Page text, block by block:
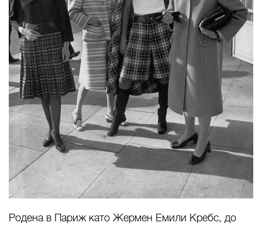
Родена в Париж като Жермен Емили Кребс, до